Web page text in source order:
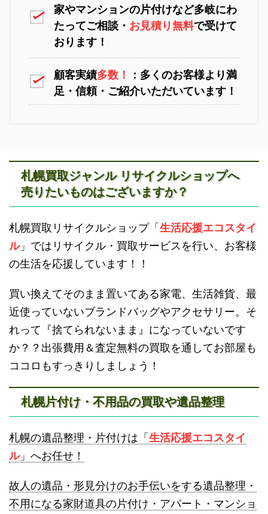
苫小牧不用品回収 室蘭不用品回収
新十津川不用品回収
砂川不用品回収 帯広・十勝不用品回収
家やマンションの片付けなど多岐にわ
たってご相談・ お見積り無料で受けて
おります！
顧客実績多数！
：多くのお客様より満
足・信頼・ご紹介いただいています！
札幌買取ジャンル リサイクルショップへ
売りたいものはございますか？
札幌買取リサイクルショップ「 生活応援エコスタイ
ル」ではリサイクル・買取サービスを行い、お客様
の生活を応援しています！！
買い換えてそのまま置いてある家電、生活雑貨、最
近使っていないブランドバッグやアクセサリー。そ
れって『捨てられないまま』になっていないです
か？？出張費用＆査定無料の買取を通してお部屋も
ココロもすっきりしましょう！
札幌片付け・不用品の買取や遺品整理
札幌の遺品整理・片付けは「 生活応援エコスタイ
ル」へお任せ！
故人の遺品・形見分けのお手伝いをする遺品整理・
不用になる家財道具の片付け・アパート・マンショ